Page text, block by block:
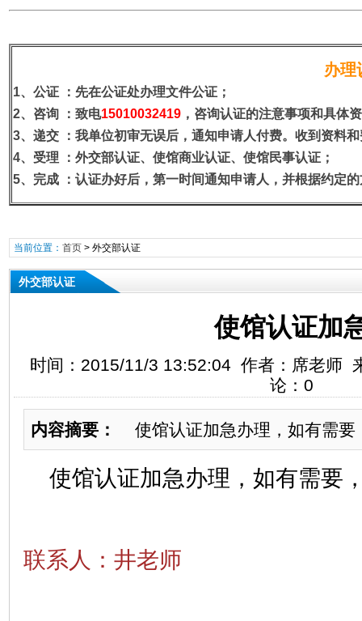
办理
1、公证：先在公证处办理文件公证；
2、咨询
：致电15010032419，咨询认证的注意事项和具体
3、递交：我单位初审无误后，通知申请人付费。收到资料
4、受理 ：外交部认证、使馆商业认证、使馆民事认证；
5、完成：认证办好后，第一时间通知申请人，并根据约定
当前位置： 首页> 外交部认证
外交部认证
使馆认证加
时间：2015/11/3 13:52:04 作者：席老师
论：0
内容摘要： 使馆认证加急办理，如有需要
使馆认证加急办理，如有需要
联系人：井老师